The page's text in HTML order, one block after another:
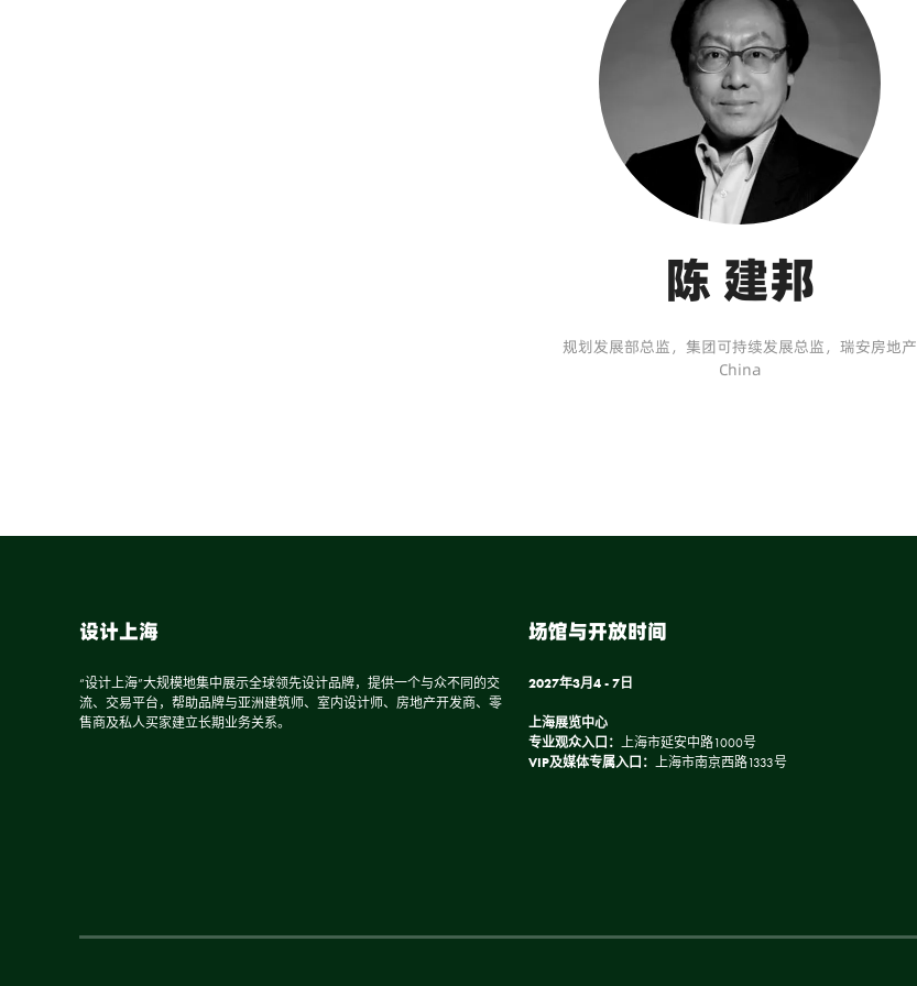
陈 建邦
规划发展部总监，集团可持续发展总监，瑞安房地产
China
设计上海
“设计上海”大规模地集中展示全球领先设计品牌，提供一个与众不同的交
流、交易平台，帮助品牌与亚洲建筑师、室内设计师、房地产开发商、零
售商及私人买家建立长期业务关系。
场馆与开放时间
2027年3月4 - 7日
上海展览中心
专业观众入口： 上海市延安中路1000号
VIP及媒体专属入口： 上海市南京西路1333号